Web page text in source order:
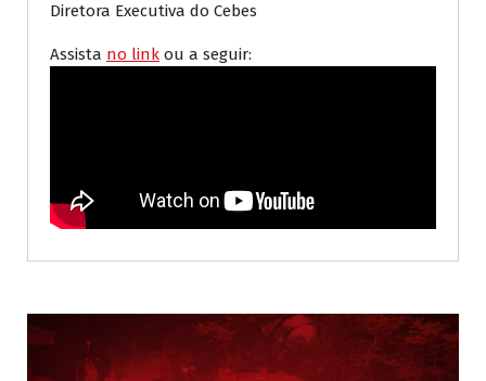
Diretora Executiva do Cebes
Assista no link ou a seguir: